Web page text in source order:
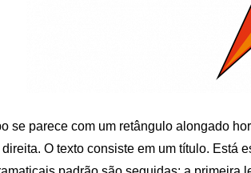
se parece com um retângulo alongado
O texto consiste em um título. Está